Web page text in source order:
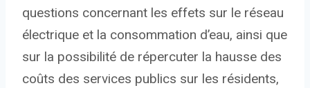
questions concernant les effets sur le réseau
électrique et la consommation d’eau, ainsi que
sur la possibilité de répercuter la hausse des
coûts des services publics sur les résidents,